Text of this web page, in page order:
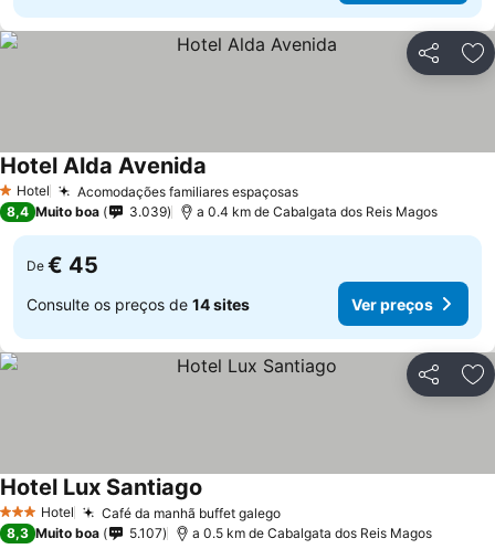
Partilhar
1 Estrelas
Hotel Acomodações familiares espaçosas
Hotel Alda Avenida
8,4 Muito boa 3.039 a 0.4 km de Cabalgata dos Reis Magos
De € 45
Consulte os preços de 14 sites Ver preços
Partilhar
3 EstrelasHotel Café da manhã buffet galego
Hotel Lux Santiago
8,3 Muito boa 5.107 a 0.5 km de Cabalgata dos Reis Magos